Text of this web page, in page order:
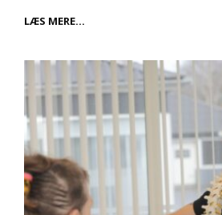
LÆS MERE…
FÅ
AF